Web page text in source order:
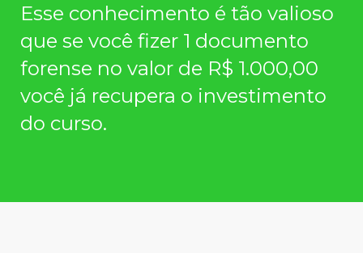
Esse conhecimento é tão valioso
que se você fizer 1 documento
forense no valor de R$ 1.000,00
você já recupera o investimento
do curso.